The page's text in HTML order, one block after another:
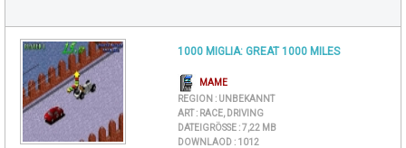
1000 MIGLIA: GREAT 1000 MILES
MAME
REGION : UNBEKANNT
ART : RACE, DRIVING
DATEIGRÖSSE : 7,22 MB
DOWNLAOD : 1012